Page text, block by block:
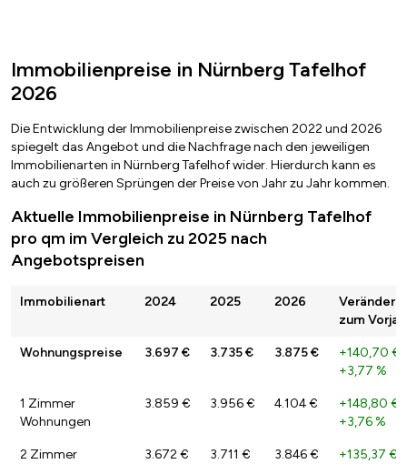
Immobilienpreise in Nürnberg Tafelhof
2026
Die Entwicklung der Immobilienpreise zwischen 2022 und 2026
spiegelt das Angebot und die Nachfrage nach den jeweiligen
Immobilienarten in Nürnberg Tafelhof wider. Hierdurch kann es
auch zu größeren Sprüngen der Preise von Jahr zu Jahr kommen.
Aktuelle Immobilienpreise in Nürnberg Tafelhof
pro qm im Vergleich zu 2025 nach
Angebotspreisen
Immobilienart 2024 2025 2026
zum
Wohnungspreise 3.697 € 3.735 € 3.875 € +140,70 €
+3,77 %
1 Zimmer
Wohnungen
3.859 € 3.956 € 4.104 € +148,80 €
+3,76 %
2 Zimmer
3.672 € 3.711 € 3.846 € +135,37 €